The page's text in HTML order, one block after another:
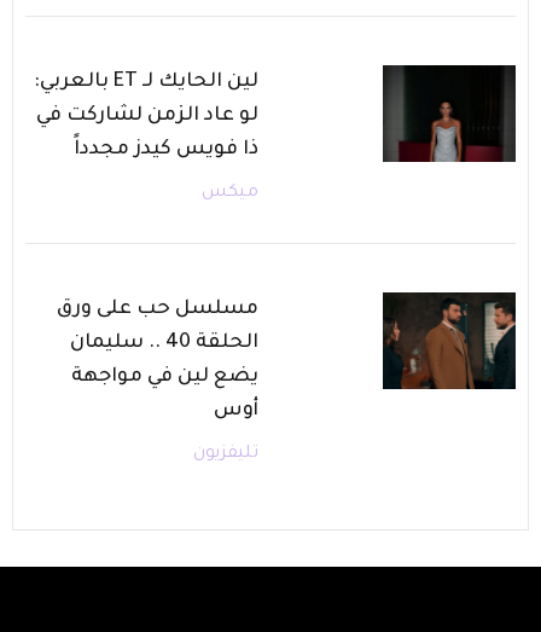
لين الحايك لـ ET بالعربي:
لو عاد الزمن لشاركت في
ذا فويس كيدز مجدداً
ميكس
مسلسل حب على ورق
الحلقة 40 .. سليمان
يضع لين في مواجهة
أوس
تليفزيون